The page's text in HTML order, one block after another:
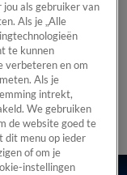
van Hart
Tip de
PanelVideo's
als gebruiker van
Als je „Alle
te kunnen
verbeteren en om
Als je
intrekt,
We gebruiken
de website goed te
dit menu op ieder
of om je
instellingen